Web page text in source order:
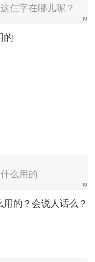
仨字在哪儿呢？
的
么用的
的？会说人话么？